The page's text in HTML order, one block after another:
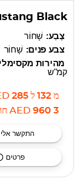
Black
צֶבַע: שָׁחוֹר
צבע פנים: שָׁחוֹר
מהירות
קמ"ש
מ 132 ל 285
3 960
AED
התקשר
פרטים